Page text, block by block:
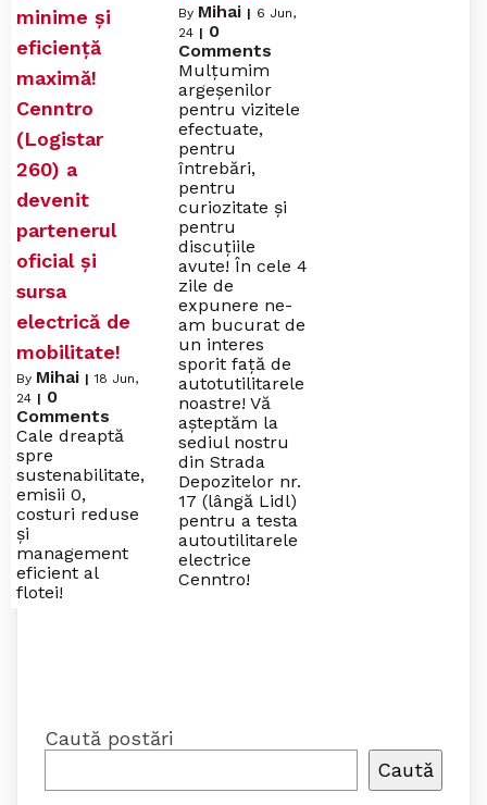
minime și
eficiență
maximă!
Cenntro
(Logistar
260) a
devenit
partenerul
oficial și
sursa
electrică de
mobilitate!
By Mihai | 18 Jun,
24 | 0
Comments
Cale dreaptă
spre
sustenabilitate,
emisii 0,
costuri reduse
și
management
eficient al
flotei!
By Mihai | 6 Jun,
24 | 0
Comments
Mulțumim
argeșenilor
pentru vizitele
efectuate,
pentru
întrebări,
pentru
curiozitate și
pentru
discuțiile
avute! În cele 4
zile de
expunere ne-
am bucurat de
un interes
sporit față de
autotutilitarele
noastre! Vă
așteptăm la
sediul nostru
din Strada
Depozitelor nr.
17 (lângă Lidl)
pentru a testa
autoutilitarele
electrice
Cenntro!
Caută postări
Caută